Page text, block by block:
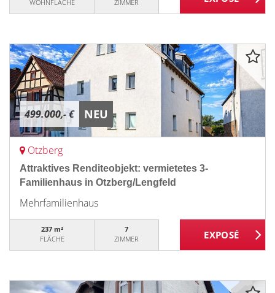
WOHNFLÄCHE
ZIMMER
499.000,- € NEU
Otzberg
Attraktives Renditeobjekt: vermietetes 3-
Familienhaus in Otzberg/Lengfeld
Mehrfamilienhaus
237 m²
FLÄCHE
7
ZIMMER